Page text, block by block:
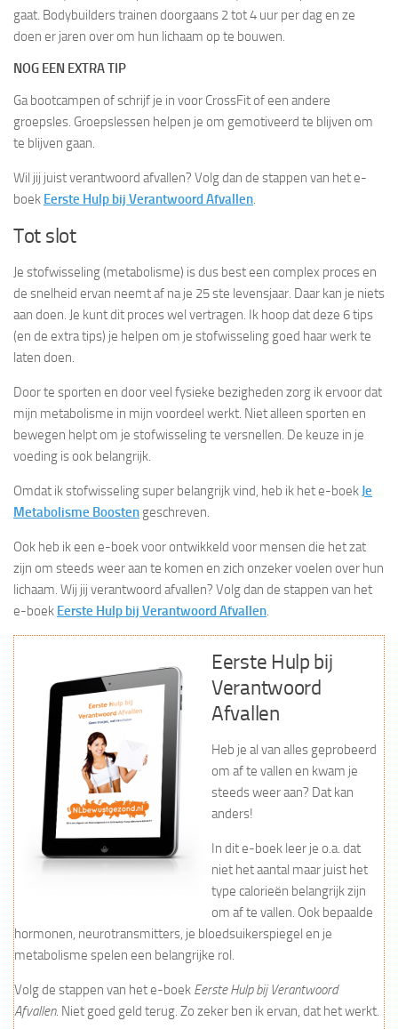
gaat. Bodybuilders trainen doorgaans 2 tot 4 uur per dag en ze
doen er jaren over om hun lichaam op te bouwen.
NOG EEN EXTRA TIP
Ga bootcampen of schrijf je in voor CrossFit of een andere
groepsles. Groepslessen helpen je om gemotiveerd te blijven om
te blijven gaan.
Wil jij juist verantwoord afvallen? Volg dan de stappen van het e-
boek Eerste Hulp bij Verantwoord Afvallen.
Tot slot
Je stofwisseling (metabolisme) is dus best een complex proces en
de snelheid ervan neemt af na je 25 ste levensjaar. Daar kan je niets
aan doen. Je kunt dit proces wel vertragen. Ik hoop dat deze 6 tips
(en de extra tips) je helpen om je stofwisseling goed haar werk te
laten doen.
Door te sporten en door veel fysieke bezigheden zorg ik ervoor dat
mijn metabolisme in mijn voordeel werkt. Niet alleen sporten en
bewegen helpt om je stofwisseling te versnellen. De keuze in je
voeding is ook belangrijk.
Omdat ik stofwisseling super belangrijk vind, heb ik het e-boek Je
Metabolisme Boosten geschreven.
Ook heb ik een e-boek voor ontwikkeld voor mensen die het zat
zijn om steeds weer aan te komen en zich onzeker voelen over hun
lichaam. Wij jij verantwoord afvallen? Volg dan de stappen van het
e-boek Eerste Hulp bij Verantwoord Afvallen.
Eerste Hulp bij
Verantwoord
Afvallen
Heb je al van alles geprobeerd
om af te vallen en kwam je
steeds weer aan? Dat kan
anders!
In dit e-boek leer je o.a. dat
niet het aantal maar juist het
type calorieën belangrijk zijn
om af te vallen. Ook bepaalde
hormonen, neurotransmitters, je bloedsuikerspiegel en je
metabolisme spelen een belangrijke rol.
Volg de stappen van het e-boek Eerste Hulp bij Verantwoord
Afvallen. Niet goed geld terug. Zo zeker ben ik ervan, dat het werkt.